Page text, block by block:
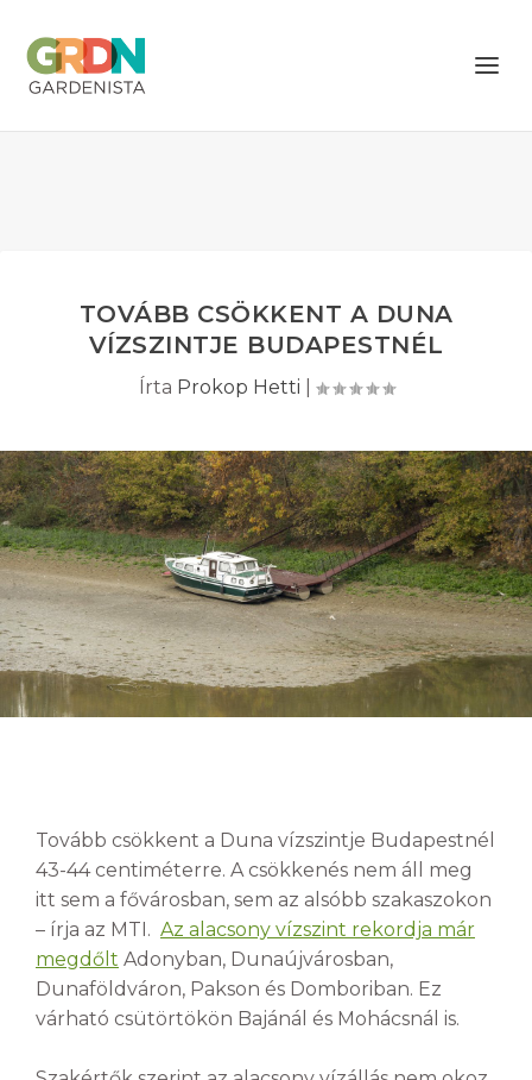
TOVÁBB CSÖKKENT A DUNA
VÍZSZINTJE BUDAPESTNÉL
Írta Prokop Hetti
Tovább csökkent a Duna vízszintje Budapestnél
43-44 centiméterre. A csökkenés nem áll meg
itt sem a fővárosban, sem az alsóbb szakaszokon
– írja az MTI. Az alacsony vízszint rekordja már
megdőlt Adonyban, Dunaújvárosban,
Dunaföldváron, Pakson és Domboriban. Ez
várható csütörtökön Bajánál és Mohácsnál is.